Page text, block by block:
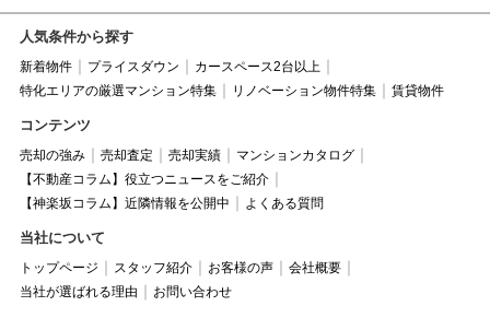
人気条件から探す
新着物件 プライスダウン
カースペース2台以上
特化エリアの厳選マンション特集
リノベーション物件特集 賃貸物件
コンテンツ
売却の強み 売却査定 売却実績
マンションカタログ
【不動産コラム】役立つニュースをご紹介
【神楽坂コラム】近隣情報を公開中
よくある質問
当社について
トップページ スタッフ紹介 お客様の声
会社概要
当社が選ばれる理由
お問い合わせ